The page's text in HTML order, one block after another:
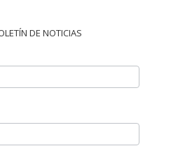
DE NOTICIAS